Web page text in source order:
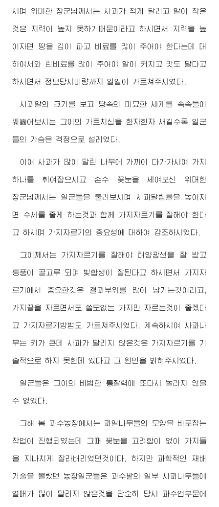
시며 위대한 장군님께서는 사과가 적게 달리고 알이 작은
것은 지력이 높지 못하기때문이라고 하시면서 지력을 높
이자면 땅을 깊이 파고 비료를 많이 주어야 한다는데 대
하여서와 린비료를 많이 주어야 알이 커지고 맛도 달다고
하시면서 정보당시비량까지 일일이 가르쳐주시였다.
사과알의 크기를 보고 땅속의 미묘한 세계를 속속들이
꿰뚫어보시는 그이의 가르치심을 한자한자 새길수록 일군
들의 가슴은 격정으로 설레였다.
이어 사과가 많이 달린 나무에 가까이 다가가시여 가지
하나를 휘여잡으시고 손수 꽃눈을 세여보신 위대한
장군님께서 는 일군들을 둘러보시며 사과달림률을 높이자
면 수세를 좋게 하는것과 함께 가지자르기를 잘해야 한다
고 하시며 가지자르기의 중요성에 대하여 강조하시였다.
그이께서는 가지자르기를 잘해야 태양광선을 잘 받고
통풍이 골고루 되며 빛합성이 잘된다고 하시면서 가지자
르기에서 중요한것은 결과부위를 많이 남기는것이라고,
가지끝을 자르면서도 쓸모없는 가지만 자르는것이 좋겠다
고 가지자르기방법도 가르쳐주시였다. 계속하시여 사과나
무는 키가 큰데 사과가 달리지 않은것은 가지자르기를 기
술적으로 하지 못한데 있다고 그 원인을 밝혀주시였다.
일군들은 그이의 비범한 통찰력에 또다시 놀라지 않을
수 없었다.
그해 봄 과수농장에서는 과일나무들의 모양을 바로잡는
작업이 진행되였는데 그때 꽃눈을 고려함이 없이 가지들
을 지나치게 잘라버리였던것이다. 하지만 과학적인 재배
기술을 몰랐던 농장일군들은 과수밭의 일부 사과나무들에
열매가 많이 달리지 않은것을 단순히 당시 과수업부문에